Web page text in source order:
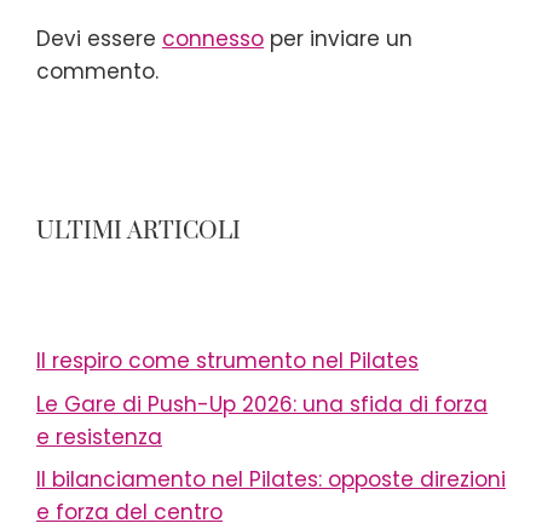
Devi essere connesso per inviare un
commento.
ULTIMI ARTICOLI
Il respiro come strumento nel Pilates
Le Gare di Push-Up 2026: una sfida di forza
e resistenza
Il bilanciamento nel Pilates: opposte direzioni
e forza del centro